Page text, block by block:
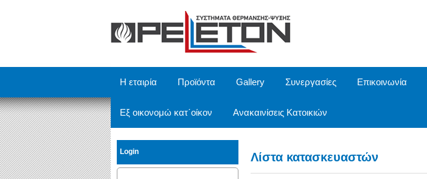
Η εταιρία Προϊόντα Gallery Συνεργασίες Επικοινωνία
Εξ οικονομώ κατ΄οίκον Ανακαινίσεις Κατοικιών
Login Λίστα κατασκευαστών